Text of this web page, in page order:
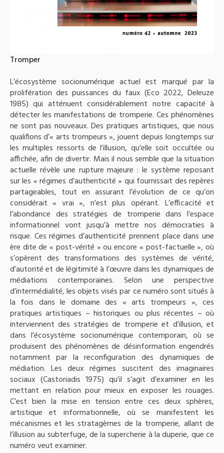
Tromper
L’écosystème socionumérique actuel est marqué par la
prolifération des puissances du faux (Eco 2022, Deleuze
1985) qui atténuent considérablement notre capacité à
détecter les manifestations de tromperie. Ces phénomènes
ne sont pas nouveaux. Des pratiques artistiques, que nous
qualifions d’« arts trompeurs », jouent depuis longtemps sur
les multiples ressorts de l’illusion, qu’elle soit occultée ou
affichée, afin de divertir. Mais il nous semble que la situation
actuelle révèle une rupture majeure : le système reposant
sur les « régimes d’authenticité » qui fournissait des repères
partageables, tout en assurant l’évolution de ce qu’on
considérait « vrai », n’est plus opérant. L’efficacité et
l’abondance des stratégies de tromperie dans l’espace
informationnel vont jusqu’à mettre nos démocraties à
risque. Ces régimes d’authenticité prennent place dans une
ère dite de « post-vérité » ou encore « post-factuelle », où
s’opèrent des transformations des systèmes de vérité,
d’autorité et de légitimité à l’œuvre dans les dynamiques de
médiations contemporaines. Selon une perspective
d’intermédialité, les objets visés par ce numéro sont situés à
la fois dans le domaine des « arts trompeurs », ces
pratiques artistiques – historiques ou plus récentes – où
interviennent des stratégies de tromperie et d’illusion, et
dans l’écosystème socionumérique contemporain, où se
produisent des phénomènes de désinformation engendrés
notamment par la reconfiguration des dynamiques de
médiation. Les deux régimes suscitent des imaginaires
sociaux (Castoriadis 1975) qu’il s’agit d’examiner en les
mettant en relation pour mieux en exposer les rouages.
C’est bien la mise en tension entre ces deux sphères,
artistique et informationnelle, où se manifestent les
mécanismes et les stratagèmes de la tromperie, allant de
l’illusion au subterfuge, de la supercherie à la duperie, que ce
numéro veut examiner.